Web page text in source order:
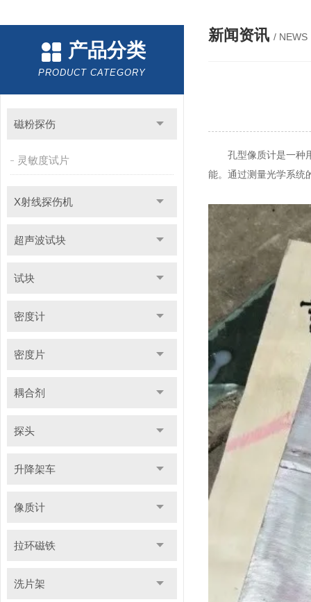
产品分类
PRODUCT CATEGORY
磁粉探伤
灵敏度试片
X射线探伤机
超声波试块
试块
密度计
密度片
耦合剂
探头
升降架车
像质计
拉环磁铁
洗片架
新闻资讯 / NEWS
孔型像质计是一种用
能。通过测量光学系统